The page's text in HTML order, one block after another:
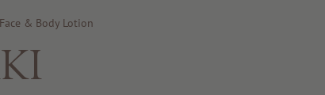
& Body Lotion